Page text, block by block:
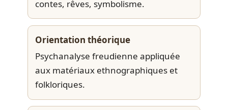
contes, rêves, symbolisme.
Orientation théorique
Psychanalyse freudienne appliquée
aux matériaux ethnographiques et
folkloriques.